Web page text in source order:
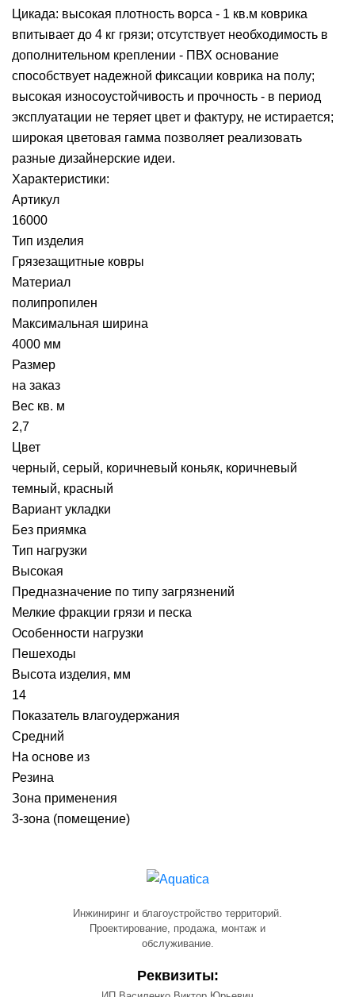
Цикада: высокая плотность ворса - 1 кв.м коврика
впитывает до 4 кг грязи; отсутствует необходимость в
дополнительном креплении - ПВХ основание
способствует надежной фиксации коврика на полу;
высокая износоустойчивость и прочность - в период
эксплуатации не теряет цвет и фактуру, не истирается;
широкая цветовая гамма позволяет реализовать
разные дизайнерские идеи.
Характеристики:
Артикул
16000
Тип изделия
Грязезащитные ковры
Материал
полипропилен
Максимальная ширина
4000 мм
Размер
на заказ
Вес кв. м
2,7
Цвет
черный, серый, коричневый коньяк, коричневый
темный, красный
Вариант укладки
Без приямка
Тип нагрузки
Высокая
Предназначение по типу загрязнений
Мелкие фракции грязи и песка
Особенности нагрузки
Пешеходы
Высота изделия, мм
14
Показатель влагоудержания
Средний
На основе из
Резина
Зона применения
3-зона (помещение)
Инжиниринг и благоустройство территорий.
Проектирование, продажа, монтаж и
обслуживание.
Реквизиты: